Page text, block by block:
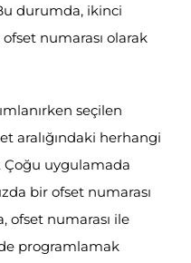
durumda, ikinci
numarası olarak
seçilen
aralığındaki herhangi
uygulamada
bir ofset numarası
numarası ile
programlamak